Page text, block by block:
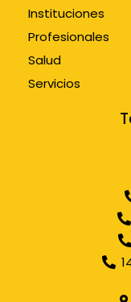
Instituciones
Profesionales
Salud
Servicios